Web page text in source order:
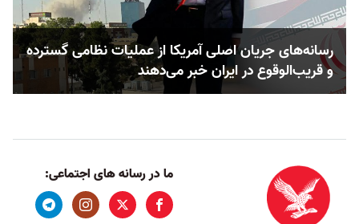
رسانه‌های جریان اصلی آمریکا از عملیات نظامی گسترده
و قریب‌الوقوع در ایران خبر می‌دهند
ما در رسانه های اجتماعی: